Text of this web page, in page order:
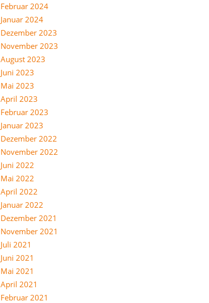
Februar 2024
Januar 2024
Dezember 2023
November 2023
August 2023
Juni 2023
Mai 2023
April 2023
Februar 2023
Januar 2023
Dezember 2022
November 2022
Juni 2022
Mai 2022
April 2022
Januar 2022
Dezember 2021
November 2021
Juli 2021
Juni 2021
Mai 2021
April 2021
Februar 2021